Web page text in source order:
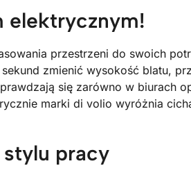
elektrycznym!
przestrzeni do swoich
zmienić wysokość blatu,
się zarówno w biurach
marki di volio wyróżnia
pracy